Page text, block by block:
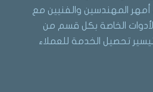
أمهر المهندسين والفنيين مع
الخاصة بكل قسم من
تحصيل الخدمة للعملاء